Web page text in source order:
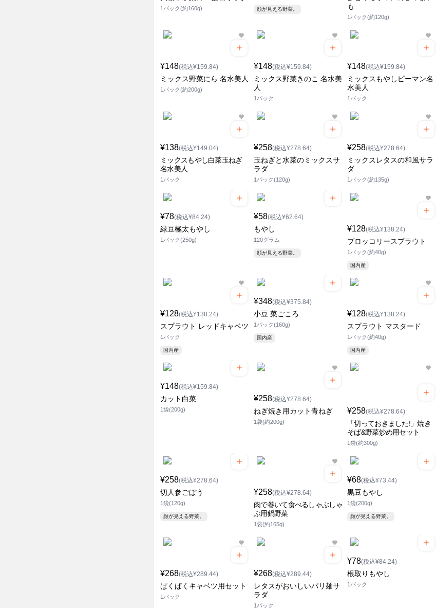
1パック(約160g) 顔が見える野菜。
も
1パック(約120g)
¥148(税込¥159.84)
ミックス野菜にら 名水美人
1パック(約200g)
¥148(税込¥159.84)
ミックス野菜きのこ 名水美
人
1パック
¥148(税込¥159.84)
ミックスもやしピーマン名
水美人
1パック
¥138(税込¥149.04)
ミックスもやし白菜玉ねぎ
名水美人
1パック
¥258(税込¥278.64)
玉ねぎと水菜のミックスサ
ラダ
1パック(120g)
¥258(税込¥278.64)
ミックスレタスの和風サラ
ダ
1パック(約135g)
¥78(税込¥84.24)
緑豆極太もやし
1パック(250g)
¥58(税込¥62.64)
もやし
120グラム
顔が見える野菜。
¥128(税込¥138.24)
ブロッコリースプラウト
1パック(約40g)
国内産
¥128(税込¥138.24)
スプラウト レッドキャベツ
1パック
国内産
¥348(税込¥375.84)
小豆 菜ごころ
1パック(160g)
国内産
¥128(税込¥138.24)
スプラウト マスタード
1パック(約40g)
国内産
¥148(税込¥159.84)
カット白菜
1袋(200g)
¥258(税込¥278.64)
ねぎ焼き用カット青ねぎ
1袋(約200g)
¥258(税込¥278.64)
「切っておきました!」焼き
そば&野菜炒め用セット
1袋(約300g)
¥258(税込¥278.64)
切人参ごぼう
1袋(120g)
顔が見える野菜。
¥258(税込¥278.64)
肉で巻いて食べるしゃぶしゃ
ぶ用鍋野菜
1袋(約165g)
¥68(税込¥73.44)
黒豆もやし
1袋(200g)
顔が見える野菜。
¥268(税込¥289.44)
ぱくぱくキャベツ用セット
1パック
¥268(税込¥289.44)
レタスがおいしいパリ麺サ
ラダ
1パック
¥78(税込¥84.24)
根取りもやし
1パック